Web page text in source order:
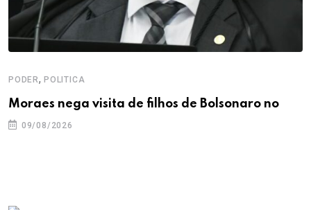
PODER, POLITICA
Moraes nega visita de filhos de Bolsonaro no
09/08/2026